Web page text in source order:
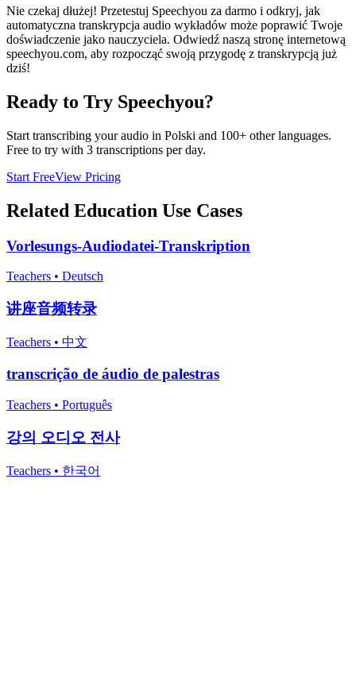
Nie czekaj dłużej! Przetestuj Speechyou za darmo i odkryj, jak
automatyczna transkrypcja audio wykładów może poprawić Twoje
doświadczenie jako nauczyciela. Odwiedź naszą stronę internetową
speechyou.com, aby rozpocząć swoją przygodę z transkrypcją już
dziś!
Ready to Try Speechyou?
Start transcribing your audio in Polski and 100+ other languages.
Free to try with 3 transcriptions per day.
Start FreeView Pricing
Related Education Use Cases
Vorlesungs-Audiodatei-Transkription
Teachers • Deutsch
讲座音频转录
Teachers • 中文
transcrição de áudio de palestras
Teachers • Português
강의 오디오 전사
Teachers • 한국어